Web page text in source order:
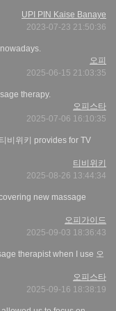
UPI PIN Kaise Banaye
2023-07-23 21:50:36
오피
2025-06-15 21:03:35
therapy.
오피스타
2025-07-06 16:10:35
비위키 provides for TV
티비위키
2025-08-26 13:44:34
new massage
오피가이드
2025-09-03 18:36:43
therapist when I use 오
오피스타
2025-09-16 18:38:19